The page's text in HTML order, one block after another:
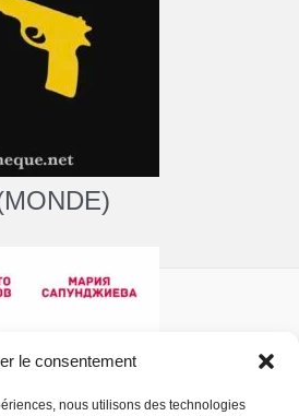
le consentement
nous utilisons des technologies